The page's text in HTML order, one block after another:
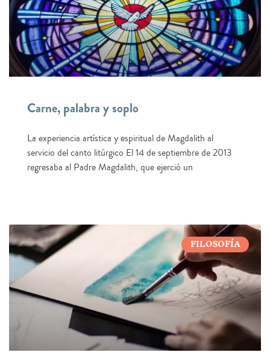
Carne, palabra y soplo
La experiencia artística y espiritual de Magdalith al
servicio del canto litúrgico El 14 de septiembre de 2013
regresaba al Padre Magdalith, que ejerció un
FILOSOFÍA